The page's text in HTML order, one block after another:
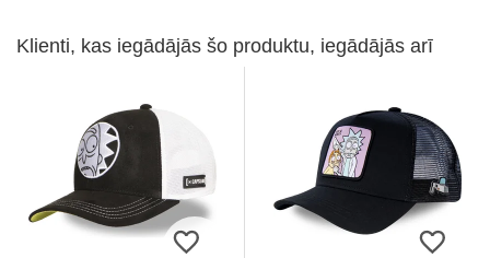
Klienti, kas iegādājās šo produktu, iegādājās arī